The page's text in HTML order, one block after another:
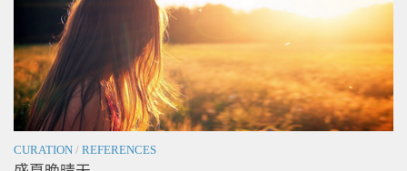
CURATION / REFERENCES